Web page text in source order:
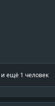
и ещё 1 человек